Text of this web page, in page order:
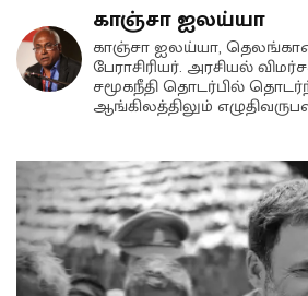
காஞ்சா ஐலய்யா
காஞ்சா ஐலய்யா,
பேராசிரியர். அரசியல்
சமூகநீதி தொடர்பில்
ஆங்கிலத்திலும்